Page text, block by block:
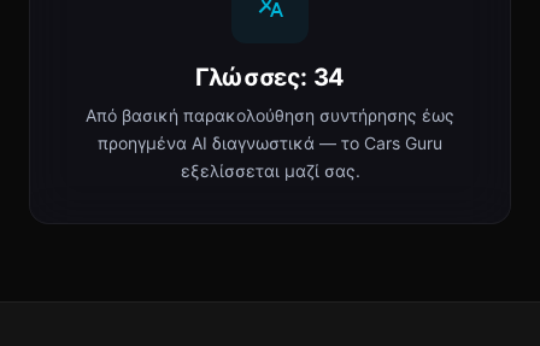
Γλώσσες: 34
Από βασική παρακολούθηση συντήρησης έως
προηγμένα AI διαγνωστικά — το Cars Guru
εξελίσσεται μαζί σας.